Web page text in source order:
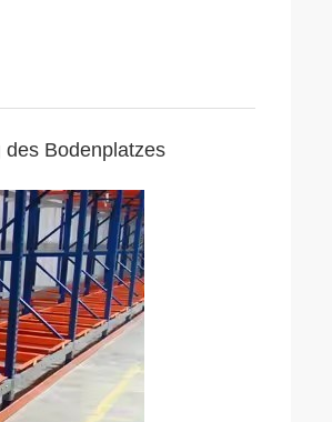
Bodenplatzes